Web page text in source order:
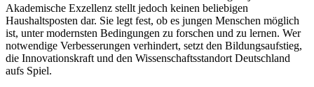
Akademische Exzellenz stellt jedoch keinen beliebigen
Haushaltsposten dar. Sie legt fest, ob es jungen Menschen möglich
ist, unter modernsten Bedingungen zu forschen und zu lernen. Wer
notwendige Verbesserungen verhindert, setzt den Bildungsaufstieg,
die Innovationskraft und den Wissenschaftsstandort Deutschland
aufs Spiel.